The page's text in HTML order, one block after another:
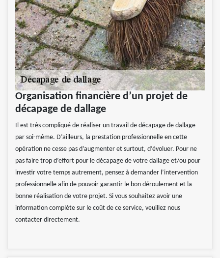
Organisation financière d’un projet de
décapage de dallage
Il est très compliqué de réaliser un travail de décapage de dallage
par soi-même. D’ailleurs, la prestation professionnelle en cette
opération ne cesse pas d’augmenter et surtout, d’évoluer. Pour ne
pas faire trop d’effort pour le décapage de votre dallage et/ou pour
investir votre temps autrement, pensez à demander l’intervention
professionnelle afin de pouvoir garantir le bon déroulement et la
bonne réalisation de votre projet. Si vous souhaitez avoir une
information complète sur le coût de ce service, veuillez nous
contacter directement.